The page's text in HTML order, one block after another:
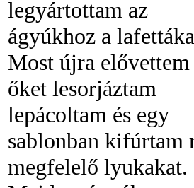
legyártottam az
ágyúkhoz a
Most újra elővettem
őket lesorjáztam
lepácoltam és egy
sablonban kifúrtam
megfelelő lyukakat.